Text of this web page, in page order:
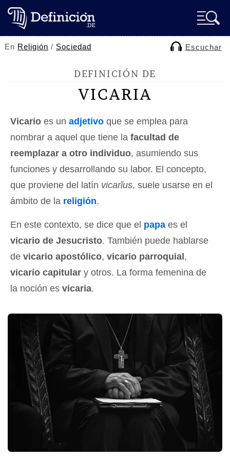
En Religión / Sociedad Escuchar
DEFINICIÓN DE
VICARIA
Vicario es un adjetivo que se emplea para
nombrar a aquel que tiene la facultad de
reemplazar a otro individuo, asumiendo sus
funciones y desarrollando su labor. El concepto,
que proviene del latín vicarĭus, suele usarse en el
ámbito de la religión.
En este contexto, se dice que el papa es el
vicario de Jesucristo. También puede hablarse
de vicario apostólico, vicario parroquial ,
vicario capitular y otros. La forma femenina de
la noción es vicaria.